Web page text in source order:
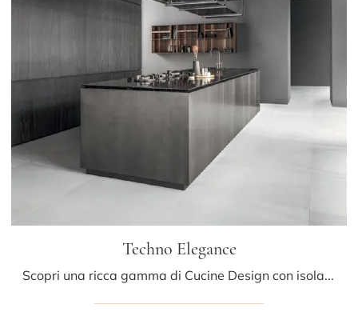
Techno Elegance
Scopri una ricca gamma di Cucine Design con isola: la cucina Techno Elegance Mittel è oggi disponibile in acciaio!